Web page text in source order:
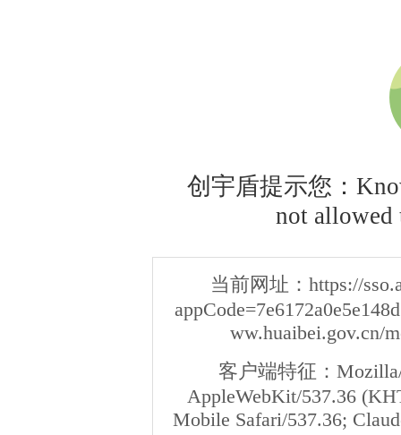
创宇盾提示您：
not
当前网址： https://
ww.huaibei.gov.cn/
客户端特征：
AppleWebKit/537.36
Mobile Safari/537.36;